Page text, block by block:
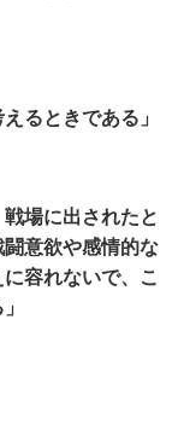
るときである」
場に出されたと
意欲や感情的な
容れないで、
こ